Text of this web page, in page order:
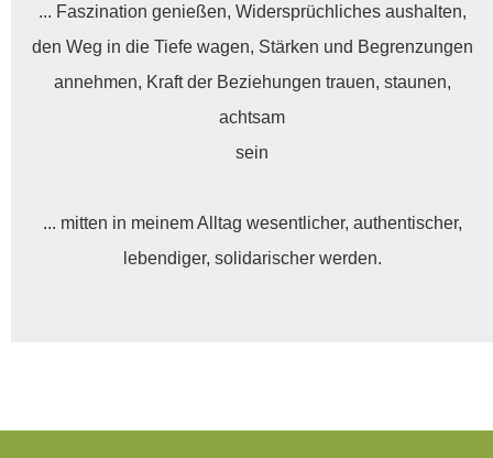
... Faszination genießen, Widersprüchliches aushalten,
den Weg in die Tiefe wagen, Stärken und Begrenzungen
annehmen, Kraft der Beziehungen trauen, staunen,
achtsam
sein
... mitten in meinem Alltag wesentlicher, authentischer,
lebendiger, solidarischer werden.